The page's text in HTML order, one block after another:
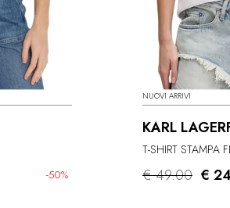
-50%
NUOVI ARRIVI
KARL
T-SHIRT STAMPA
€ 49.00 €